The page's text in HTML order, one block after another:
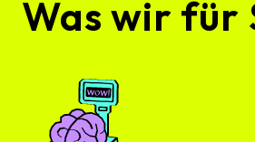
Was wir für